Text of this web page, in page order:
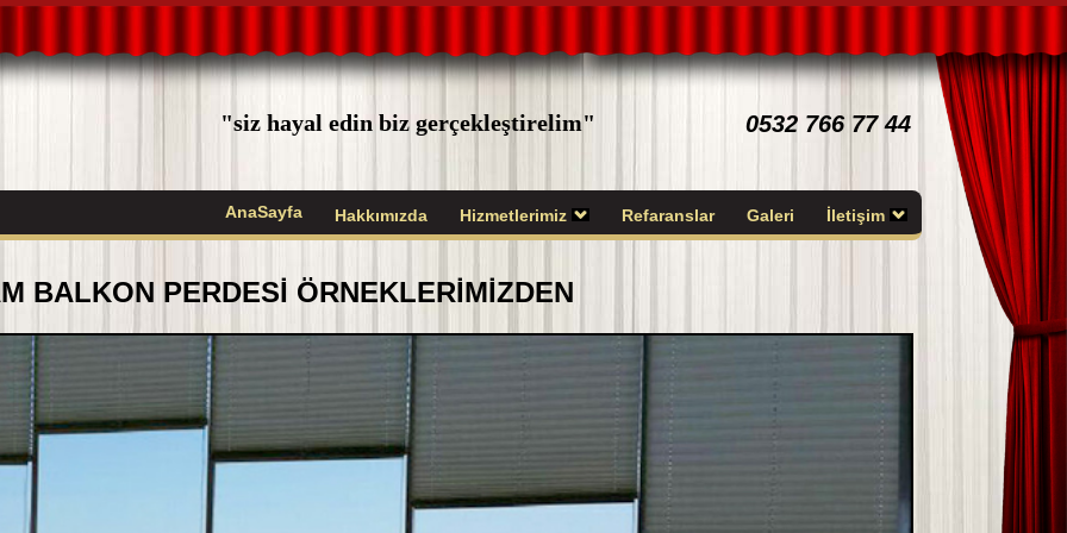
"siz hayal edin biz gerçekleştirelim" 0532 766 77 44
AnaSayfa Hakkımızda Hizmetlerimiz Refaranslar Galeri İletişim
BALKON PERDESİ ÖRNEKLERİMİZDEN